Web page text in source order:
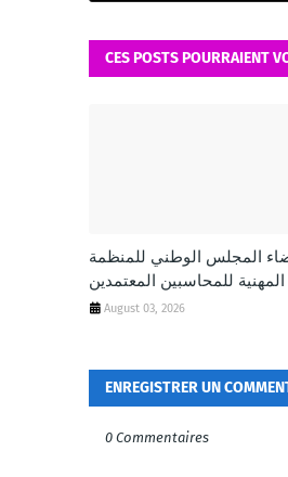
CES POSTS POURRAIENT
المجلس الوطني للمنظمة
المهنية للمحاسبين المعتمدين
August 03, 2026
ENREGISTRER UN
0 Commentaires